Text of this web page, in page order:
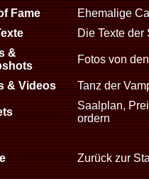
Fame
Ehemalige
Die Texte der
&
Fotos von
& Videos Tanz der
Saalplan,
ordern
Zurück zur